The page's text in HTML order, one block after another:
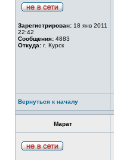
Зарегистрирован: 18 янв 2011
22:42
Сообщения: 4883
Откуда: г. Курск
Вернуться к началу
Марат